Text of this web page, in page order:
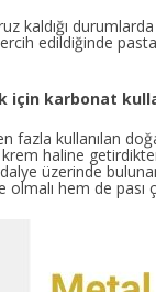
kaldığı
edildiğinde
için karbonat
fazla kullanılan
haline
üzerinde
hem de pası